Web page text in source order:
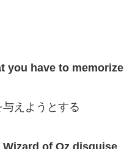
you have to memorize
えようとする
of Oz disguise